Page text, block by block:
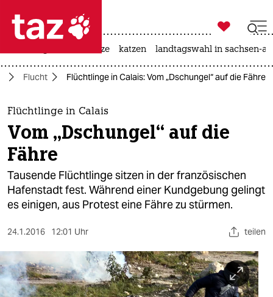
 taz zahl ich
taz zahl ich
themen
politik
öko
gesellschaft
sport
berlin

taz zahl ich
hitze katzen landtagswahl in sachsen-
Flucht Flüchtlinge in Calais: Vom „Dschungel“ auf die Fähre
Flüchtlinge in Calais
Vom „Dschungel“ auf die
Fähre
Tausende Flüchtlinge sitzen in der französischen
Hafenstadt fest. Während einer Kundgebung gelingt
es einigen, aus Protest eine Fähre zu stürmen.
24.1.2016 12:01 Uhr teilen